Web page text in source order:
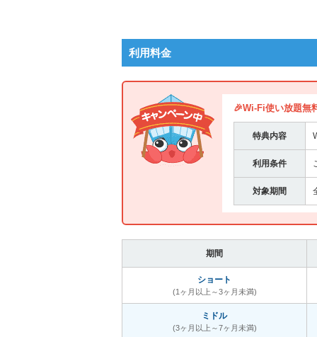
利用料金
🎉Wi-Fi使い放題無
特典内容
利用条件
対象期間
期間
ショート
(1ヶ月以上～3ヶ月未満)
ミドル
(3ヶ月以上～7ヶ月未満)